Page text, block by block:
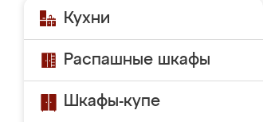
Кухни
Распашные шкафы
Шкафы-купе